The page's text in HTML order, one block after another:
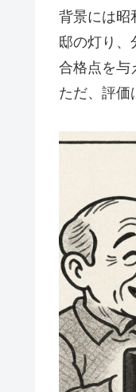
背景には昭
邸の灯り、
合格点を与
ただ、評価